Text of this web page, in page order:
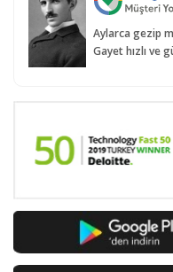
Aylarca gezip
Gayet hızlı ve